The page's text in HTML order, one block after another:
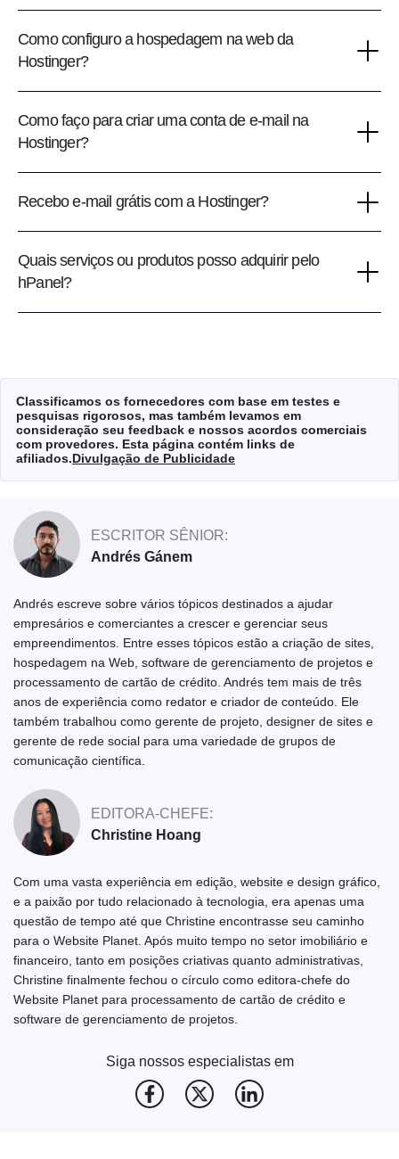
Como configuro a hospedagem na web da
Hostinger?
Como faço para criar uma conta de e-mail na
Hostinger?
Recebo e-mail grátis com a Hostinger?
Quais serviços ou produtos posso adquirir pelo
hPanel?
Classificamos os fornecedores com base em testes e
pesquisas rigorosos, mas também levamos em
consideração seu feedback e nossos acordos comerciais
com provedores. Esta página contém links de
afiliados.Divulgação de Publicidade
ESCRITOR SÊNIOR:
Andrés Gánem
Andrés escreve sobre vários tópicos destinados a ajudar
empresários e comerciantes a crescer e gerenciar seus
empreendimentos. Entre esses tópicos estão a criação de sites,
hospedagem na Web, software de gerenciamento de projetos e
processamento de cartão de crédito. Andrés tem mais de três
anos de experiência como redator e criador de conteúdo. Ele
também trabalhou como gerente de projeto, designer de sites e
gerente de rede social para uma variedade de grupos de
comunicação científica.
EDITORA-CHEFE:
Christine Hoang
Com uma vasta experiência em edição, website e design gráfico,
e a paixão por tudo relacionado à tecnologia, era apenas uma
questão de tempo até que Christine encontrasse seu caminho
para o Website Planet. Após muito tempo no setor imobiliário e
financeiro, tanto em posições criativas quanto administrativas,
Christine finalmente fechou o círculo como editora-chefe do
Website Planet para processamento de cartão de crédito e
software de gerenciamento de projetos.
Siga nossos especialistas em